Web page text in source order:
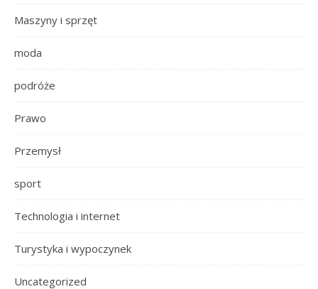
Maszyny i sprzęt
moda
podróże
Prawo
Przemysł
sport
Technologia i internet
Turystyka i wypoczynek
Uncategorized